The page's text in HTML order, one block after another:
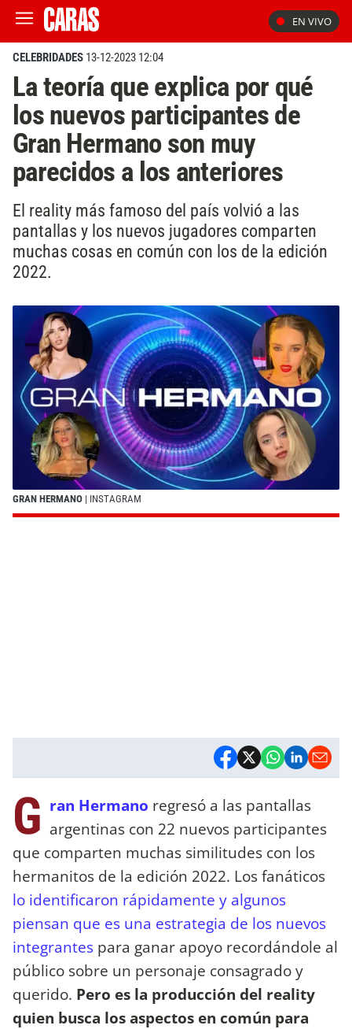
EN VIVO
CELEBRIDADES 13-12-2023 12:04
La teoría que explica por qué
los nuevos participantes de
Gran Hermano son muy
parecidos a los anteriores
El reality más famoso del país volvió a las
pantallas y los nuevos jugadores comparten
muchas cosas en común con los de la edición
2022.
GRAN HERMANO | INSTAGRAM
G ran Hermano regresó a las pantallas
argentinas con 22 nuevos participantes
que comparten muchas similitudes con los
hermanitos de la edición 2022. Los fanáticos
lo identificaron rápidamente y algunos
piensan que es una estrategia de los nuevos
integrantes para ganar apoyo recordándole al
público sobre un personaje consagrado y
querido. Pero es la producción del reality
quien busca los aspectos en común para